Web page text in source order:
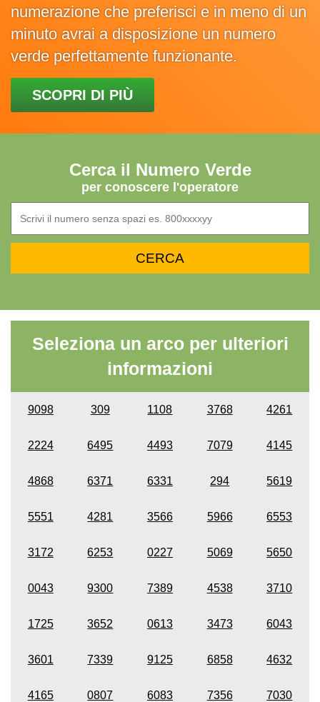
numerazione che preferisci e in meno di un
minuto avrai a disposizione un numero
verde perfettamente funzionante.
SCOPRI DI PIÙ
Cerca il Numero Verde
per conoscere l'operatore
Seleziona un arco per ulteriori
informazioni
9098 309 1108 3768 4261
2224 6495 4493 7079 4145
4868 6371 6331 294 5619
5551 4281 3566 5966 6553
3172 6253 0227 5069 5650
0043 9300 7389 4538 3710
1725 3652 0613 3473 6043
3601 7339 9125 6858 4632
4165 0807 6083 7356 7030